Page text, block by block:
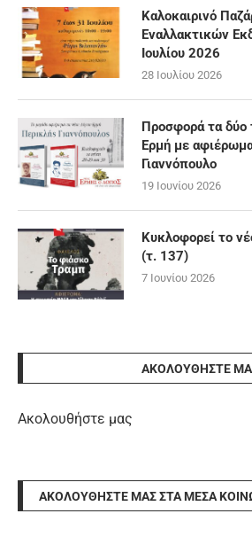
Καλοκαιρινό
Εναλλακτικών
Ιουλίου 2026
28 Ιουλίου 2026
Προσφορά τα δύο
Ερμή με
Γιαννόπουλο
19 Ιουνίου 2026
Κυκλοφορεί το
(τ. 137)
7 Ιουνίου 2026
ΑΚΟΛΟΥΘΉΣΤΕ
Ακολουθήστε μας
ΑΚΟΛΟΥΘΉΣΤΕ ΜΑΣ ΣΤΑ ΜΈΣΑ